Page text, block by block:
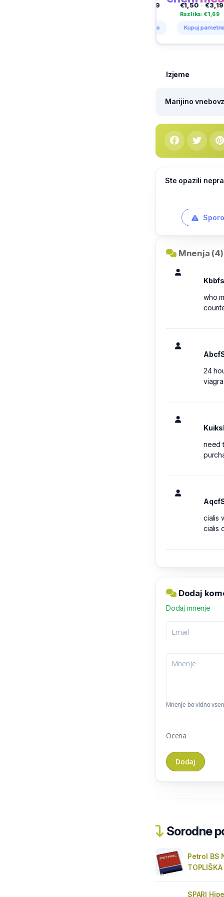
– €3,19
Kupuj pametno
€1,50–
Razlika:
Kupuj
Izjeme
Marijino
Ste opazili
Mnenja (4)
who
24
need
cialis
cialis
Dodaj
Dodaj mnenje
Mnenje bo vidno
Ocena
Sorodne
Petrol BS
TOPLIŠKA
SPARI